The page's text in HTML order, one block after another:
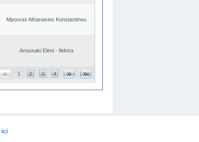
Mpouras Athanasios Konstantinou
Anousaki Eleni - Ilektra
1 2 3 4
ici